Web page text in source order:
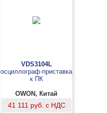
VDS3104L
осциллограф-приставка
к ПК
OWON, Китай
41 111 руб. с НДС